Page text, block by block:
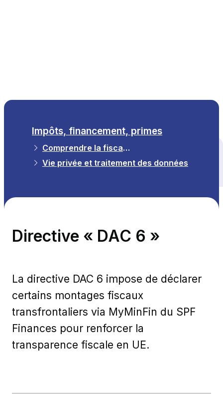
Tous les thèmes
Impôts, financement, primes
Comprendre la fiscalité bruxelloise
Vie privée et traitement des données
Directive « DAC 6 »
La directive DAC 6 impose de déclarer
certains montages fiscaux
transfrontaliers via MyMinFin du SPF
Finances pour renforcer la
transparence fiscale en UE.